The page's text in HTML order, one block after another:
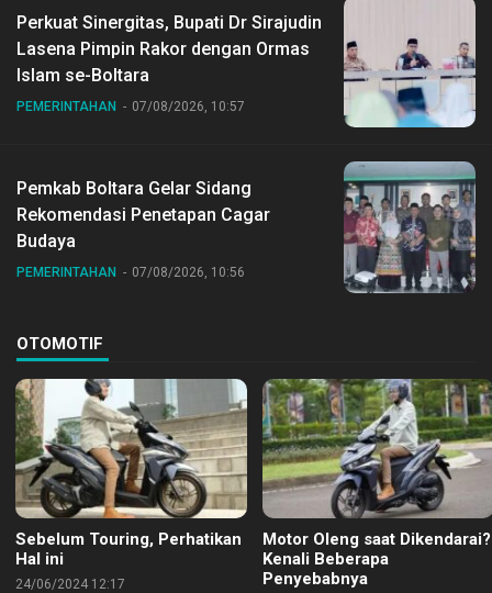
Perkuat Sinergitas, Bupati Dr Sirajudin
Lasena Pimpin Rakor dengan Ormas
Islam se-Boltara
PEMERINTAHAN 07/08/2026, 10:57
Pemkab Boltara Gelar Sidang
Rekomendasi Penetapan Cagar
Budaya
PEMERINTAHAN 07/08/2026, 10:56
OTOMOTIF
Sebelum Touring, Perhatikan
Hal ini
24/06/2024 12:17
Motor Oleng saat Dikendarai?
Kenali Beberapa
Penyebabnya